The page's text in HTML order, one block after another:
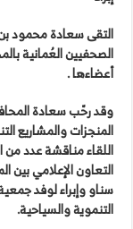
التقى سعادة محمود
الصحفيين العُمانية
أعضاءها .
وقد رحّب سعادة
المنجزات والمشاريع
اللقاء مناقشة عدد
التعاون الإعلامي بين
سناو وإبراء لوفد
التنموية والسياحية.